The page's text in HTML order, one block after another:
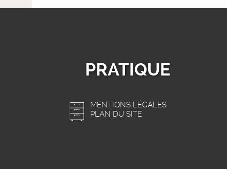
PRATIQUE
MENTIONS LÉGALES
PLAN DU SITE